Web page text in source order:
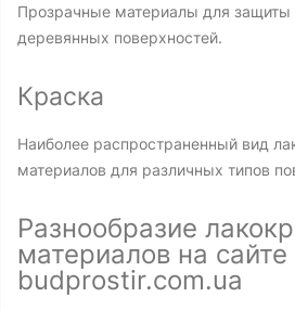
Прозрачные материалы для защиты
деревянных поверхностей.
Краска
Наиболее распространенный вид
материалов для различных типов
Разнообразие
материалов на сайте
budprostir.com.ua